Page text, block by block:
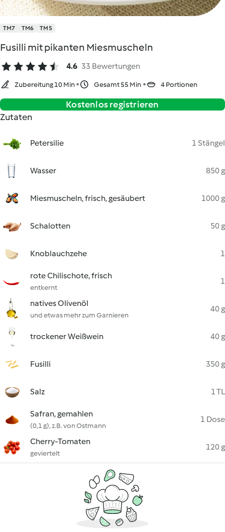
TM7 TM6 TM5
Fusilli mit pikanten Miesmuscheln
4.6 33 Bewertungen
Zubereitung 10 Min Gesamt 55 Min 4 Portionen
Kostenlos registrieren
Zutaten
Petersilie 1 Stängel
Wasser 850 g
Miesmuscheln, frisch, gesäubert 1000 g
Schalotten 50 g
Knoblauchzehe 1
rote Chilischote, frisch
entkernt
1
natives Olivenöl
und etwas mehr zum Garnieren
40 g
trockener Weißwein 40 g
Fusilli 350 g
Salz 1 TL
Safran, gemahlen
(0,1 g), z.B. von Ostmann
1 Dose
Cherry-Tomaten
geviertelt
120 g